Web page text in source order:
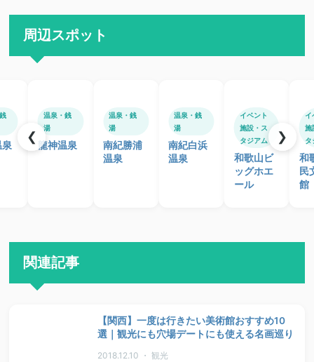
周辺スポット
温泉・銭
湯
龍神温泉
温泉・銭
湯
南紀勝浦
温泉
温泉・銭
湯
南紀白浜
温泉
イベント
施設・ス
タジアム
和歌山ビ
ッグホエ
ール
イ
施
タ
和
民
館
❮ ❯
関連記事
【関西】一度は行きたい美術館おすすめ10
選｜観光にも穴場デートにも使える名画巡り
2018.12.10 ・ 観光